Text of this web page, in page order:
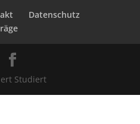
Datenschutz
Studiert